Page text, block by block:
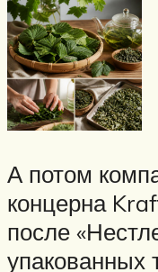
А потом
концерна
после
упакованных